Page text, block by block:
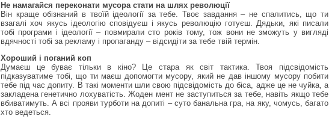
Не намагайся переконати мусора стати на шлях революції
Він краще обізнаний в твоїй ідеології за тебе. Твоє завдання – не спалитись, що ти
взагалі хоч якусь ідеологію сповідуєш і якусь революцію готуєш. Дядьки, які писали
тобі програми і ідеології – повмирали сто років тому, тож вони не зможуть у вигляді
вдячності тобі за рекламу і пропаганду – відсидіти за тебе твій термін.
Хороший і поганий коп
Думаєш це буває тільки в кіно? Це стара як світ тактика. Твоя підсвідомість
підказуватиме тобі, що ти маєш допомогти мусору, який не дав іншому мусору побити
тебе під час допиту. В такі моменти шли свою підсвідомість до біса, адже це не чуйка, а
закладена генетично лохуватість. Жоден мент не заступиться за тебе, навіть якщо тебе
вбиватимуть. А всі прояви турботи на допиті – суто банальна гра, на яку, чомусь, багато
хто ведеться.